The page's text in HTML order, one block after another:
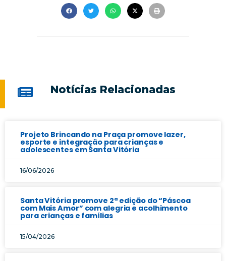
Notícias Relacionadas
Projeto Brincando na Praça promove lazer,
esporte e integração para crianças e
adolescentes em Santa Vitória
16/06/2026
Santa Vitória promove 2ª edição do “Páscoa
com Mais Amor” com alegria e acolhimento
para crianças e famílias
15/04/2026